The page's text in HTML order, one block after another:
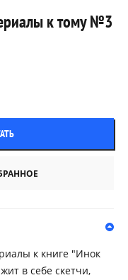
к тому №3
к книге "Инок
в себе скетчи,